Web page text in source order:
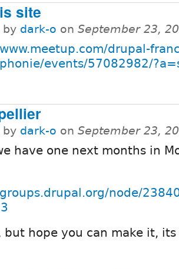
site
by dark-o on September 23,
drupal-
events/57082982/
by dark-o on September 23,
have one next months in
node/
but hope you can make it,